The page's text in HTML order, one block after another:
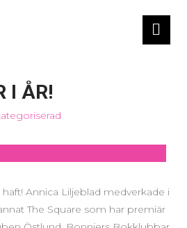
I ÅR!
Annica Liljeblad medverkade i
The Square som har premiär